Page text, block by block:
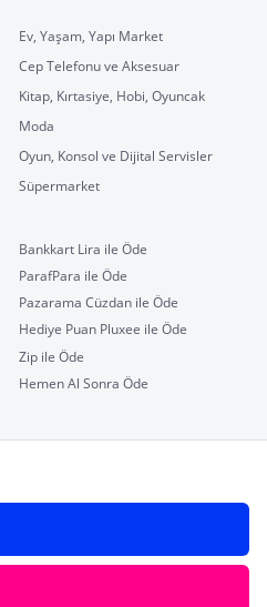
Ev, Yaşam, Yapı Market
Cep Telefonu ve Aksesuar
Kitap, Kırtasiye, Hobi, Oyuncak
Moda
Oyun, Konsol ve Dijital Servisler
Süpermarket
Bankkart Lira ile Öde
ParafPara ile Öde
Pazarama Cüzdan ile Öde
Hediye Puan Pluxee ile Öde
Zip ile Öde
Hemen Al Sonra Öde